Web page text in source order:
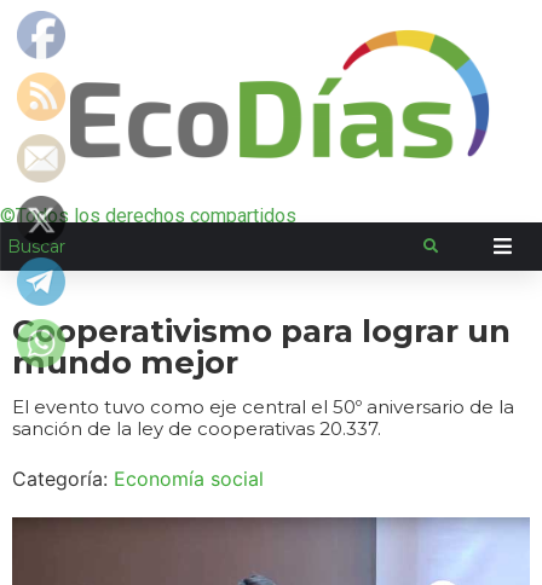
©Todos los derechos compartidos
Cooperativismo para lograr un
mundo mejor
El evento tuvo como eje central el 50º aniversario de la
sanción de la ley de cooperativas 20.337.
Categoría: Economía social